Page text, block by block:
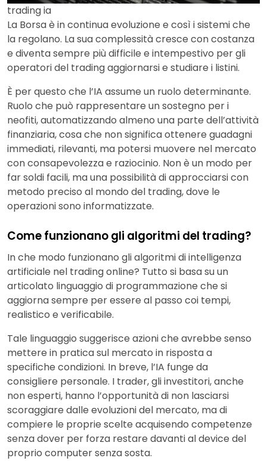
trading ia
La Borsa è in continua evoluzione e così i sistemi che
la regolano. La sua complessità cresce con costanza
e diventa sempre più difficile e intempestivo per gli
operatori del trading aggiornarsi e studiare i listini.
È per questo che l’IA assume un ruolo determinante.
Ruolo che può rappresentare un sostegno per i
neofiti, automatizzando almeno una parte dell’attività
finanziaria, cosa che non significa ottenere guadagni
immediati, rilevanti, ma potersi muovere nel mercato
con consapevolezza e raziocinio. Non è un modo per
far soldi facili, ma una possibilità di approcciarsi con
metodo preciso al mondo del trading, dove le
operazioni sono informatizzate.
Come funzionano gli algoritmi del trading?
In che modo funzionano gli algoritmi di intelligenza
artificiale nel trading online? Tutto si basa su un
articolato linguaggio di programmazione che si
aggiorna sempre per essere al passo coi tempi,
realistico e verificabile.
Tale linguaggio suggerisce azioni che avrebbe senso
mettere in pratica sul mercato in risposta a
specifiche condizioni. In breve, l’IA funge da
consigliere personale. I trader, gli investitori, anche
non esperti, hanno l’opportunità di non lasciarsi
scoraggiare dalle evoluzioni del mercato, ma di
compiere le proprie scelte acquisendo competenze
senza dover per forza restare davanti al device del
proprio computer senza sosta.